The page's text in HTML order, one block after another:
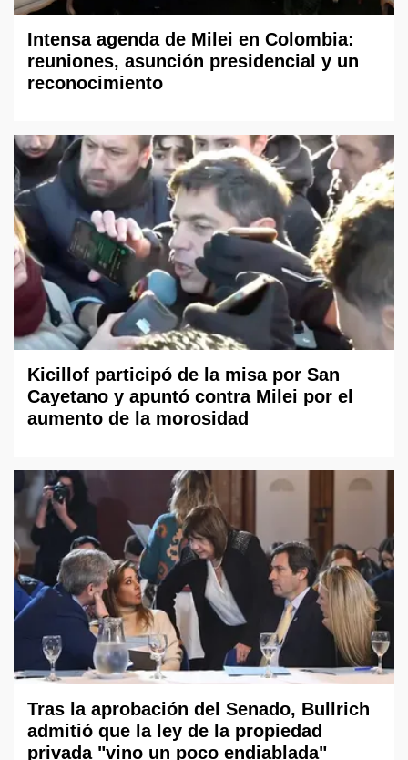
Intensa agenda de Milei en Colombia:
reuniones, asunción presidencial y un
reconocimiento
Kicillof participó de la misa por San
Cayetano y apuntó contra Milei por el
aumento de la morosidad
Tras la aprobación del Senado, Bullrich
admitió que la ley de la propiedad
privada "vino un poco endiablada"